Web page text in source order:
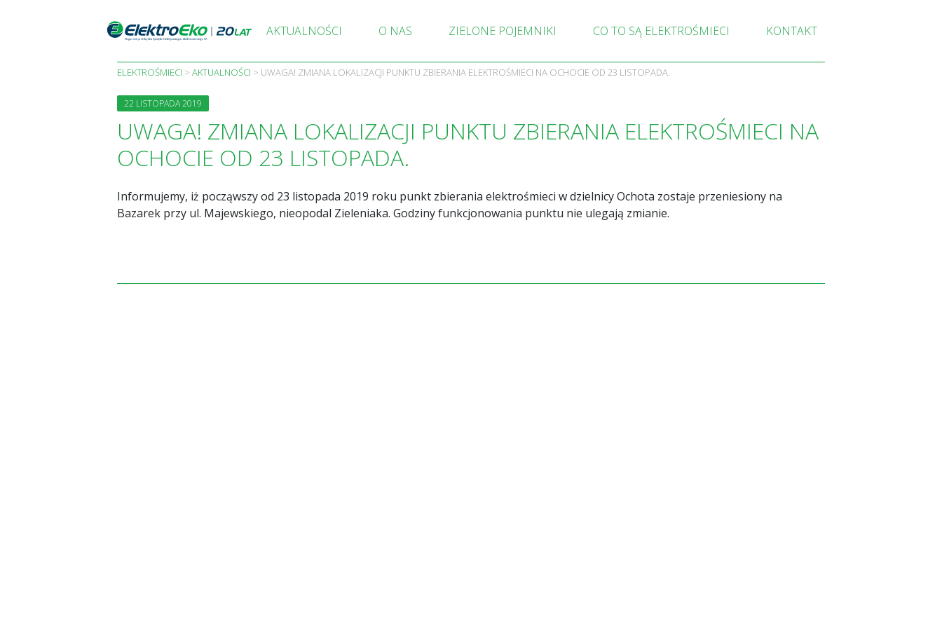
AKTUALNOŚCI O NAS ZIELONE POJEMNIKI CO TO SĄ ELEKTROŚMIECI KONTAKT
ELEKTROŚMIECI > AKTUALNOŚCI > UWAGA! ZMIANA LOKALIZACJI PUNKTU ZBIERANIA ELEKTROŚMIECI NA OCHOCIE OD 23 LISTOPADA.
22 LISTOPADA 2019
UWAGA! ZMIANA LOKALIZACJI PUNKTU ZBIERANIA ELEKTROŚMIECI NA
OCHOCIE OD 23 LISTOPADA.
Informujemy, iż począwszy od 23 listopada 2019 roku punkt zbierania elektrośmieci w dzielnicy Ochota zostaje przeniesiony na
Bazarek przy ul. Majewskiego, nieopodal Zieleniaka. Godziny funkcjonowania punktu nie ulegają zmianie.